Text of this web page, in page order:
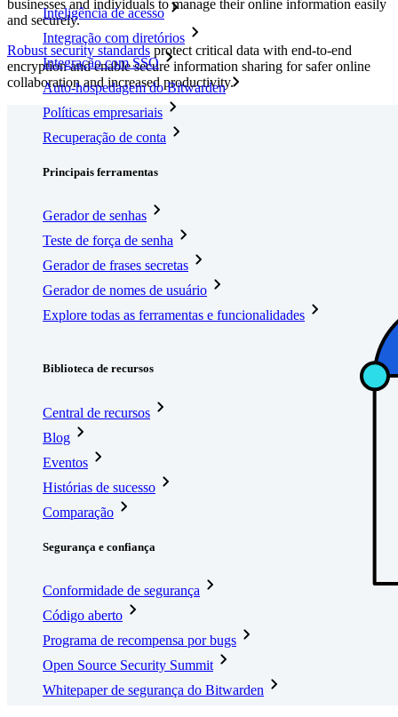
Inteligência de acesso
Integração com diretórios
Integração com SSO
Auto-hospedagem do Bitwarden
Políticas empresariais
Recuperação de conta
Principais ferramentas
Gerador de senhas
Teste de força de senha
Gerador de frases secretas
Gerador de nomes de usuário
Explore todas as ferramentas e funcionalidades
Biblioteca de recursos
Central de recursos
Blog
Eventos
Histórias de sucesso
Comparação
Segurança e confiança
Conformidade de segurança
Código aberto
Programa de recompensa por bugs
Open Source Security Summit
Whitepaper de segurança do Bitwarden
businesses and individuals to manage their online information easily
and securely.
Robust security standards protect critical data with end-to-end
encryption and enable secure information sharing for safer online
collaboration and increased productivity.